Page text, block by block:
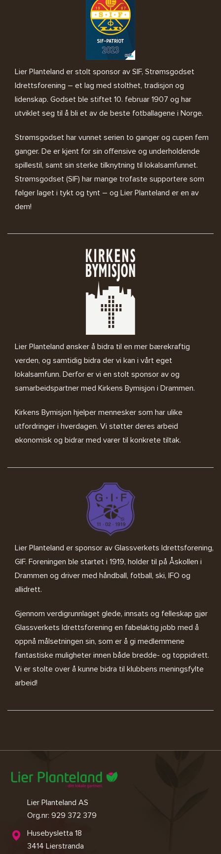
Lier Planteland er stolt sponsor av SIF, Strømsgodset
Idrettsforening – et lag med stolthet, tradisjon og
lidenskap. Godset ble stiftet 10. februar 1907 og har
utviklet seg til å bli et av de beste fotballagene i Norge.
Strømsgodset har vunnet serien to ganger og cupen fem
ganger. De er kjent for sin offensive og underholdende
spillestil, samt sin sterke tilknytning til lokalsamfunnet.
Strømsgodset (SIF) har mange trofaste supportere som
følger laget i tykt og tynt – og Lier Planteland er en av
dem!
Lier Planteland ønsker å bidra til en mer bærekraftig
verden, og samtidig bidra der vi kan i vårt eget
lokalsamfunn. Derfor er vi en stolt sponsor av og
samarbeidspartner med Kirkens Bymisjon i Drammen.
Kirkens Bymisjon hjelper mennesker som har ulike
utfordringer i hverdagen. Vi støtter deres arbeid
økonomisk og bidrar med varer til konkrete tiltak.
Lier Planteland er sponsor av Glassverkets Idrettsforening,
GIF. Foreningen ble startet i 1919, holder til på Åskollen i
Drammen og driver med håndball, fotball, ski, IFO og
allidrett.
Gjennom verdigrunnlaget glede, innsats og felleskap gjør
Glassverkets Idrettsforening en fabelaktig jobb med å
oppnå målsetningen sin, som er å gi medlemmene
fantastiske muligheter innen både bredde- og toppidrett.
Vi er stolte over å kunne bidra til klubbens meningsfylte
arbeid!
Lier Planteland AS
Org.nr: 929 372 379
Husebysletta 18
3414 Lierstranda